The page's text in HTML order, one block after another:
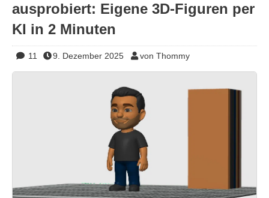
ausprobiert: Eigene 3D-Figuren per
KI in 2 Minuten
11 9. Dezember 2025 von Thommy